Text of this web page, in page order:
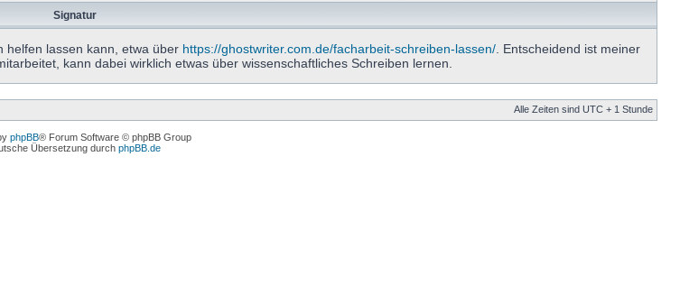
Signatur
helfen lassen kann, etwa über https://ghostwriter.com.de/facharbeit-schreiben-lassen/ . Entscheidend ist meiner
kann dabei wirklich etwas über wissenschaftliches Schreiben lernen.
Alle Zeiten sind UTC + 1 Stunde
phpBB® Forum Software © phpBB Group
Übersetzung durch phpBB.de